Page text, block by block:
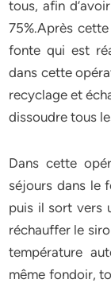
tous, afin
75%.Après
fonte qui est
dans cette
recyclage et
dissoudre tous
Dans cette
séjours dans le
puis il sort vers
réchauffer le
température
même fondoir,